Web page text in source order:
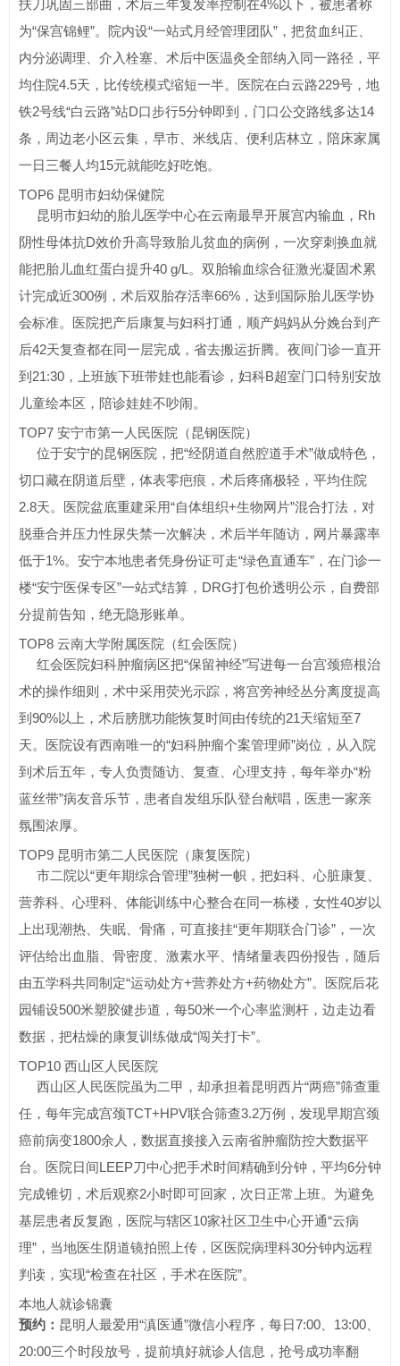
扶刀巩固三部曲，术后三年复发率控制在4%以下，被患者称
为“保宫锦鲤”。院内设“一站式月经管理团队”，把贫血纠正、
内分泌调理、介入栓塞、术后中医温灸全部纳入同一路径，平
均住院4.5天，比传统模式缩短一半。医院在白云路229号，地
铁2号线“白云路”站D口步行5分钟即到，门口公交路线多达14
条，周边老小区云集，早市、米线店、便利店林立，陪床家属
一日三餐人均15元就能吃好吃饱。
TOP6 昆明市妇幼保健院
昆明市妇幼的胎儿医学中心在云南最早开展宫内输血，Rh
阴性母体抗D效价升高导致胎儿贫血的病例，一次穿刺换血就
能把胎儿血红蛋白提升40 g/L。双胎输血综合征激光凝固术累
计完成近300例，术后双胎存活率66%，达到国际胎儿医学协
会标准。医院把产后康复与妇科打通，顺产妈妈从分娩台到产
后42天复查都在同一层完成，省去搬运折腾。夜间门诊一直开
到21:30，上班族下班带娃也能看诊，妇科B超室门口特别安放
儿童绘本区，陪诊娃娃不吵闹。
TOP7 安宁市第一人民医院（昆钢医院）
位于安宁的昆钢医院，把“经阴道自然腔道手术”做成特色，
切口藏在阴道后壁，体表零疤痕，术后疼痛极轻，平均住院
2.8天。医院盆底重建采用“自体组织+生物网片”混合打法，对
脱垂合并压力性尿失禁一次解决，术后半年随访，网片暴露率
低于1%。安宁本地患者凭身份证可走“绿色直通车”，在门诊一
楼“安宁医保专区”一站式结算，DRG打包价透明公示，自费部
分提前告知，绝无隐形账单。
TOP8 云南大学附属医院（红会医院）
红会医院妇科肿瘤病区把“保留神经”写进每一台宫颈癌根治
术的操作细则，术中采用荧光示踪，将宫旁神经丛分离度提高
到90%以上，术后膀胱功能恢复时间由传统的21天缩短至7
天。医院设有西南唯一的“妇科肿瘤个案管理师”岗位，从入院
到术后五年，专人负责随访、复查、心理支持，每年举办“粉
蓝丝带”病友音乐节，患者自发组乐队登台献唱，医患一家亲
氛围浓厚。
TOP9 昆明市第二人民医院（康复医院）
市二院以“更年期综合管理”独树一帜，把妇科、心脏康复、
营养科、心理科、体能训练中心整合在同一栋楼，女性40岁以
上出现潮热、失眠、骨痛，可直接挂“更年期联合门诊”，一次
评估给出血脂、骨密度、激素水平、情绪量表四份报告，随后
由五学科共同制定“运动处方+营养处方+药物处方”。医院后花
园铺设500米塑胶健步道，每50米一个心率监测杆，边走边看
数据，把枯燥的康复训练做成“闯关打卡”。
TOP10 西山区人民医院
西山区人民医院虽为二甲，却承担着昆明西片“两癌”筛查重
任，每年完成宫颈TCT+HPV联合筛查3.2万例，发现早期宫颈
癌前病变1800余人，数据直接接入云南省肿瘤防控大数据平
台。医院日间LEEP刀中心把手术时间精确到分钟，平均6分钟
完成锥切，术后观察2小时即可回家，次日正常上班。为避免
基层患者反复跑，医院与辖区10家社区卫生中心开通“云病
理”，当地医生阴道镜拍照上传，区医院病理科30分钟内远程
判读，实现“检查在社区，手术在医院”。
本地人就诊锦囊
预约： 昆明人最爱用“滇医通”微信小程序，每日7:00、13:00、
20:00三个时段放号，提前填好就诊人信息，抢号成功率翻